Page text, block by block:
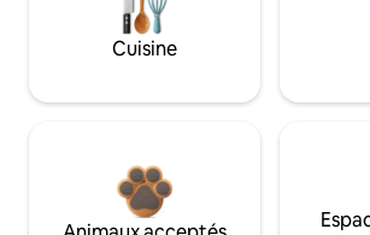
Cuisine